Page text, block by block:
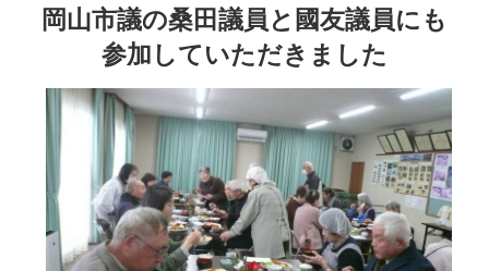
岡山市議の桑田議員と國友議員にも
参加していただきました